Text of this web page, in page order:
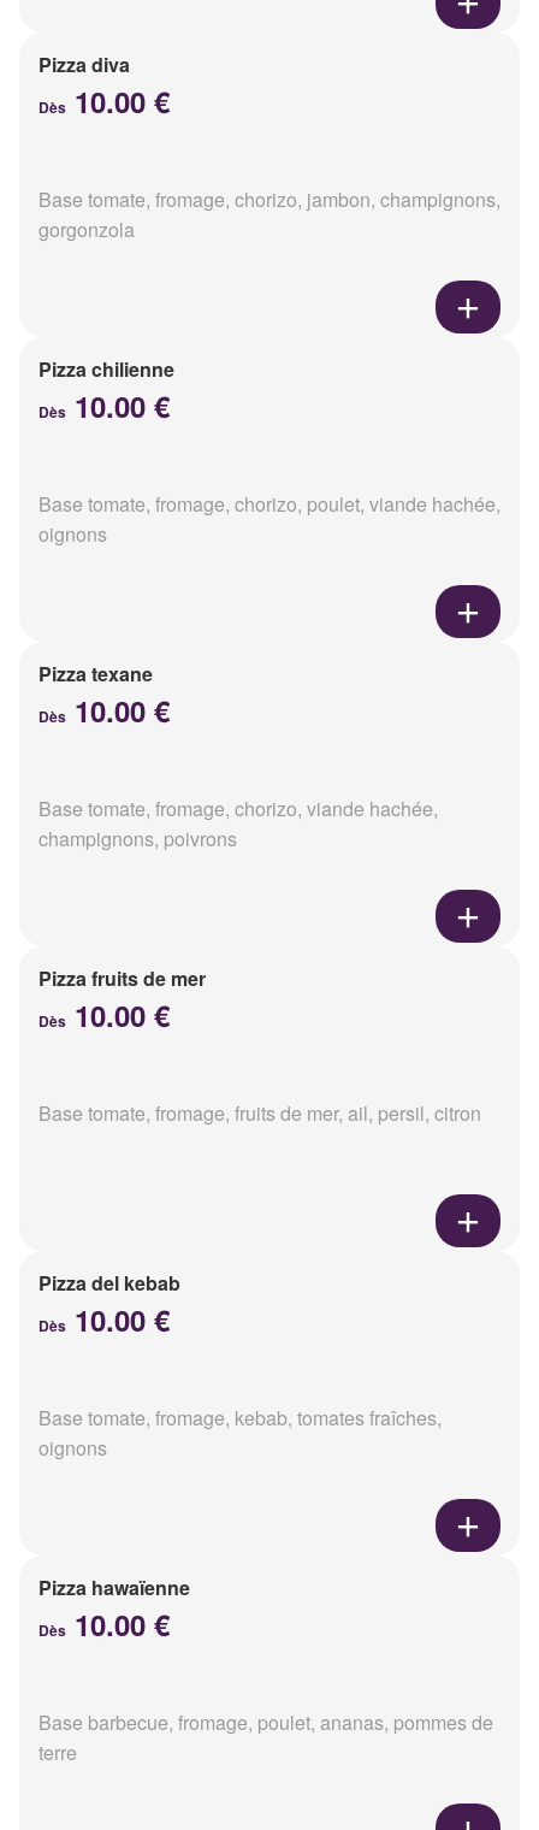
Pizza diva
Dès 10.00 €
Base tomate, fromage, chorizo, jambon, champignons,
gorgonzola
Pizza chilienne
Dès 10.00 €
Base tomate, fromage, chorizo, poulet, viande hachée,
oignons
Pizza texane
Dès 10.00 €
Base tomate, fromage, chorizo, viande hachée,
champignons, poivrons
Pizza fruits de mer
Dès 10.00 €
Base tomate, fromage, fruits de mer, ail, persil, citron
Pizza del kebab
Dès 10.00 €
Base tomate, fromage, kebab, tomates fraîches,
oignons
Pizza hawaïenne
Dès 10.00 €
Base barbecue, fromage, poulet, ananas, pommes de
terre